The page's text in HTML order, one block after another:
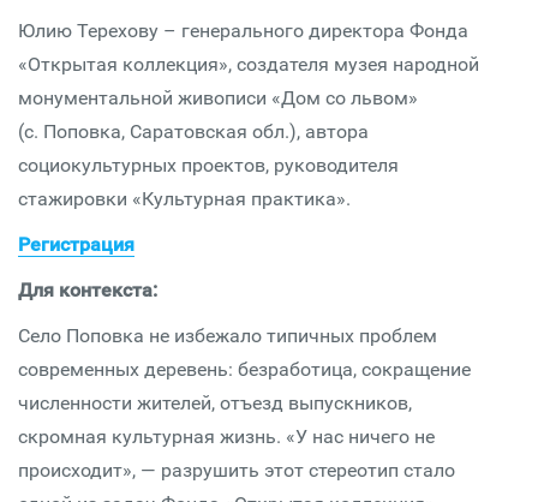
Юлию Терехову – генерального директора Фонда
«Открытая коллекция», создателя музея народной
монументальной живописи «Дом со львом»
(с. Поповка, Саратовская обл.), автора
социокультурных проектов, руководителя
стажировки «Культурная практика».
Регистрация
Для контекста:
Село Поповка не избежало типичных проблем
современных деревень: безработица, сокращение
численности жителей, отъезд выпускников,
скромная культурная жизнь. «У нас ничего не
происходит», — разрушить этот стереотип стало